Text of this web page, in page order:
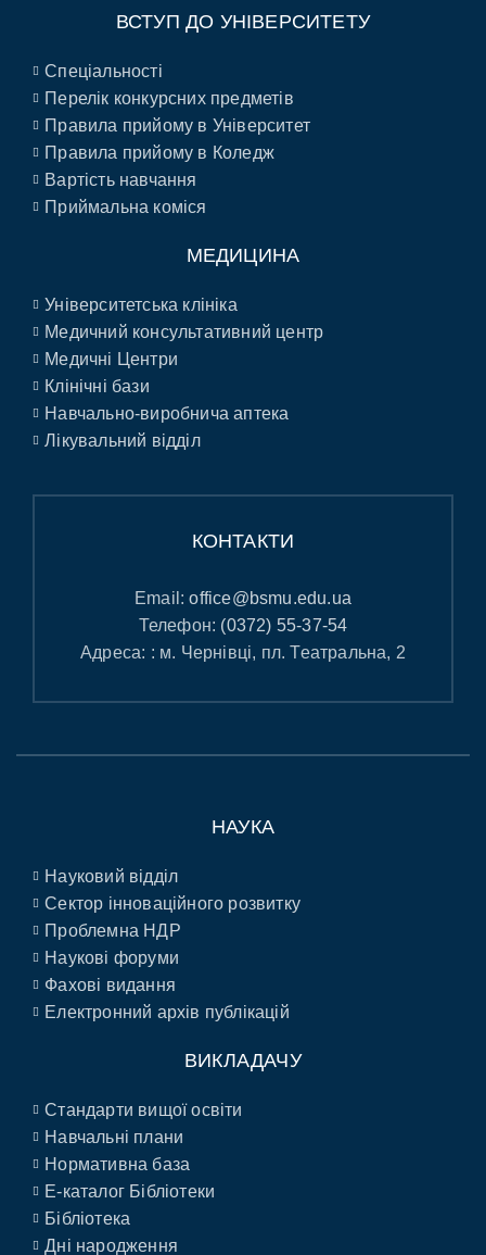
ВСТУП ДО УНІВЕРСИТЕТУ
Спеціальності
Перелік конкурсних предметів
Правила прийому в Університет
Правила прийому в Коледж
Вартість навчання
Приймальна коміся
МЕДИЦИНА
Університетська клініка
Медичний консультативний центр
Медичні Центри
Клінічні бази
Навчально-виробнича аптека
Лікувальний відділ
КОНТАКТИ
Email:office@bsmu.edu.ua
Телефон: (0372) 55-37-54
Адреса: : м. Чернівці, пл. Театральна, 2
НАУКА
Науковий відділ
Сектор інноваційного розвитку
Проблемна НДР
Наукові форуми
Фахові видання
Електронний архів публікацій
ВИКЛАДАЧУ
Стандарти вищої освіти
Навчальні плани
Нормативна база
E-каталог Бібліотеки
Бібліотека
Дні народження